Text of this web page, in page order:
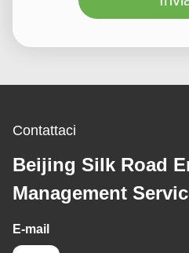
Contattaci
Beijing Silk Road
Management
E-mail